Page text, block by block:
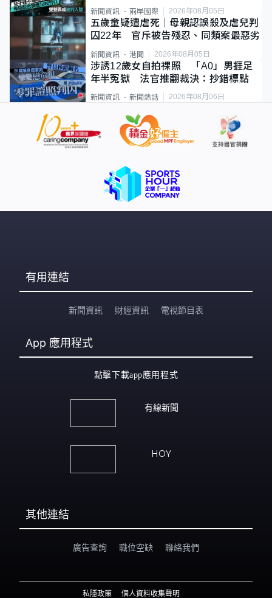
新聞資訊 兩岸國際 2026年08月05日
五歲童疑遭虐死｜母親認誤殺及虐兒判
囚22年 官斥被告殘忍、同類案最惡劣
新聞資訊 港聞 2026年08月05日
涉誘12歲女自拍祼照 「A0」男捱足
年半冤獄 法官推翻裁決：抄錯標點
新聞資訊 新聞熱話 2026年08月06日
有用連結
新聞資訊 財經資訊 電視節目表
App 應用程式
點擊下載app應用程式
有線新聞
HOY
其他連結
廣告查詢 職位空缺 聯絡我們
私隱政策 個人資料收集聲明